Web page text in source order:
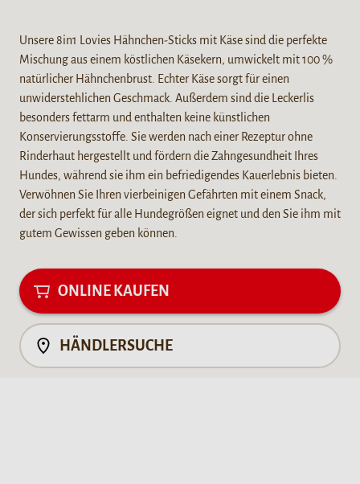
Unsere 8in1 Lovies Hähnchen-Sticks mit Käse sind die perfekte
Mischung aus einem köstlichen Käsekern, umwickelt mit 100 %
natürlicher Hähnchenbrust. Echter Käse sorgt für einen
unwiderstehlichen Geschmack. Außerdem sind die Leckerlis
besonders fettarm und enthalten keine künstlichen
Konservierungsstoffe. Sie werden nach einer Rezeptur ohne
Rinderhaut hergestellt und fördern die Zahngesundheit Ihres
Hundes, während sie ihm ein befriedigendes Kauerlebnis bieten.
Verwöhnen Sie Ihren vierbeinigen Gefährten mit einem Snack,
der sich perfekt für alle Hundegrößen eignet und den Sie ihm mit
gutem Gewissen geben können.
ONLINE KAUFEN
HÄNDLERSUCHE